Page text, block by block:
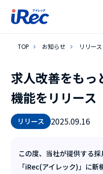
TOP お知らせ リリース
求人改善をもっ
機能をリリース
リリース 2025.09.16
この度、当社が提供する
「iRec(アイレック)」に